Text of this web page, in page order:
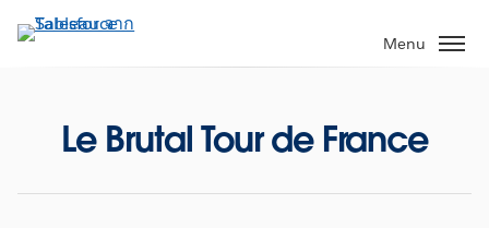
ไป
Menu
Le Brutal Tour de France